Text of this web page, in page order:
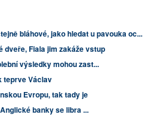
bláhové, jako hledat u pavouka oc...
dveře, Fiala jim zakáže vstup
výsledky mohou zast...
teprve Václav
Evropu, tak tady je
banky se libra ...